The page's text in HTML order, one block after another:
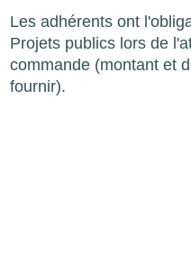
Les adhérents ont
Projets publics lors de
commande (montant et
fournir).